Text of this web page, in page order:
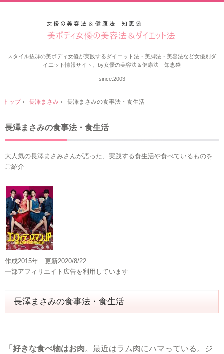
スタイル抜群の美ボディ女優が実践するダイエット法・美脚法・美容法など女優別ダ
イエット情報サイト。by女優の美容法＆健康法 知恵袋
since.2003
トップ› 長澤まさみ › 長澤まさみの食事法・食生活
長澤まさみの食事法・食生活
大人気の長澤まさみさんが語った、実践する食生活や食べているものを
ご紹介
作成2015年 更新2020/8/22
一部アフィリエイト広告を利用しています
長澤まさみの食事法・食生活
「好きな食べ物はお肉。最近はラム肉にハマっている。ジ